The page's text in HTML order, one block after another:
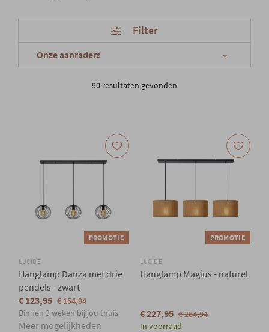
Filter
90 resultaten gevonden
PROMOTIE
LUCIDE
Hanglamp Danza met drie
pendels - zwart
€ 123,95 € 154,94
Binnen 3 weken bij jou thuis
Meer mogelijkheden
PROMOTIE
LUCIDE
Hanglamp Magius - naturel
€ 227,95 € 284,94
In voorraad